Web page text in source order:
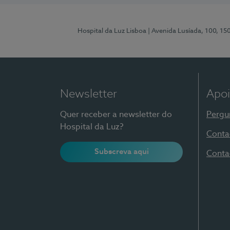
Hospital da Luz Lisboa | Avenida Lusíada, 100,
Newsletter
Quer receber a newsletter do
Hospital da Luz?
Subscreva aqui